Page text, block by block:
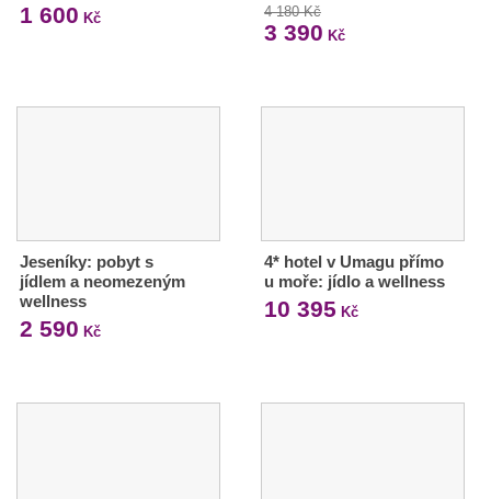
1 600 Kč 4 180 Kč
3 390 Kč
Jeseníky: pobyt s
jídlem a neomezeným
wellness
2 590 Kč
4* hotel v Umagu přímo
u moře: jídlo a wellness
10 395 Kč